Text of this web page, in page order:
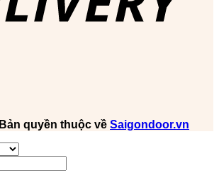
Bản quyền thuộc về Saigondoor.vn